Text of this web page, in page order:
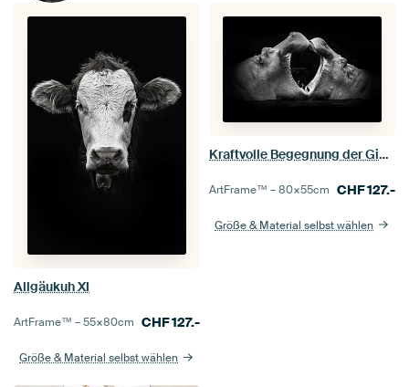
Allgäukuh XI
ArtFrame™ –55×80cm CHF127.-
Größe & Material selbst wählen
Kraftvolle Begegnung der Giganten
ArtFrame™ –80×55cm CHF127.-
Größe & Material selbst wählen